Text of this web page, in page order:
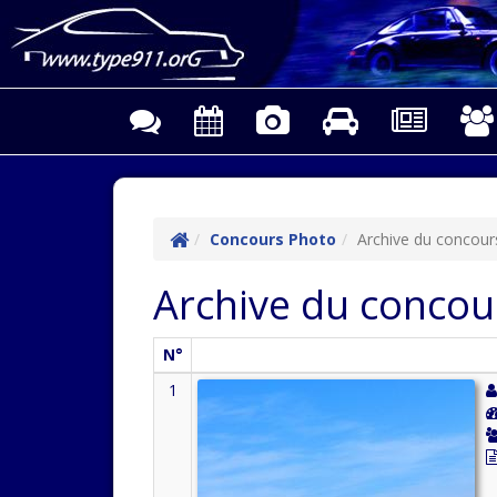
Concours Photo Archive du
Archive du
N°
1